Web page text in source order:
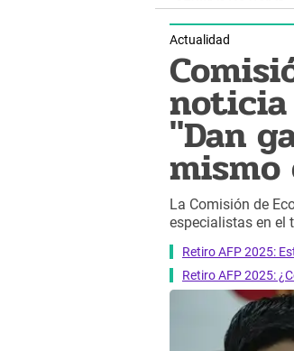
Actualidad
noticia
"Dan
mismo
La Comisión de
especialistas en el
Retiro AFP 2025:
Retiro AFP 2025: